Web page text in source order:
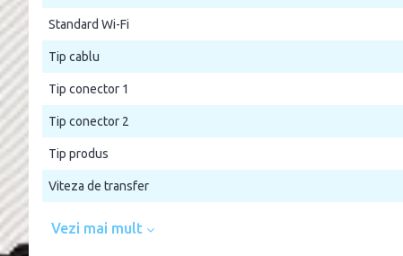
Standard Wi-Fi
Tip cablu
Tip conector 1
Tip conector 2
Tip produs
Viteza de transfer
Vezi mai mult